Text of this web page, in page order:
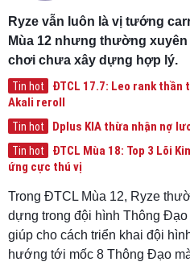
Ryze vẫn luôn là vị tướng
Mùa 12 nhưng thường
chơi chưa xây dựng hợp lý.
Tin hot
ĐTCL 17.7: Leo rank thần
Akali reroll
Tin hot Dplus KIA thừa nhận nợ
Tin hot
ĐTCL Mùa 18: Top 3 Lõi
ứng cực thú vị
Trong ĐTCL Mùa 12, Ryze
dựng trong đội hình Thông
giúp cho cách triển khai đội
hướng tới mốc 8 Thông Đạo